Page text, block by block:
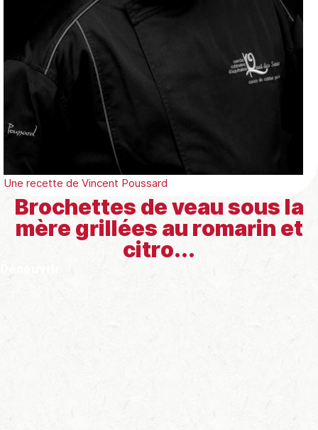
Une recette de Vincent Poussard
Brochettes de veau sous la
mère grillées au romarin et
citro...